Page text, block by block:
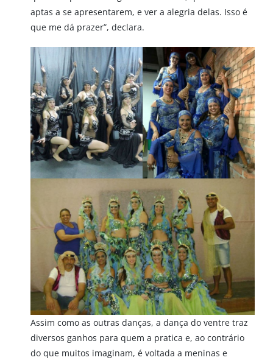
aptas a se apresentarem, e ver a alegria delas. Isso é
que me dá prazer”, declara.
Assim como as outras danças, a dança do ventre traz
diversos ganhos para quem a pratica e, ao contrário
do que muitos imaginam, é voltada a meninas e